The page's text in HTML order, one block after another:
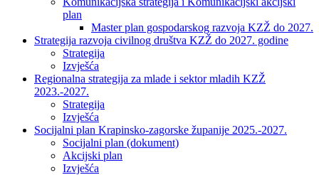
plan
Master plan gospodarskog razvoja KZŽ do 2027.
Strategija razvoja civilnog društva KZŽ do 2027. godine
Strategija
Izvješća
Regionalna strategija za mlade i sektor mladih KZŽ
2023.-2027.
Strategija
Izvješća
Socijalni plan Krapinsko-zagorske županije 2025.-2027.
Socijalni plan (dokument)
Akcijski plan
Izvješća